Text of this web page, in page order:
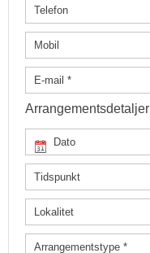
Arrangementsdetaljer